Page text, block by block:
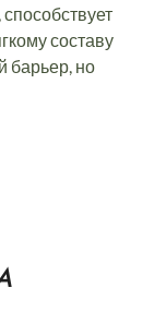
составу
барьер, но